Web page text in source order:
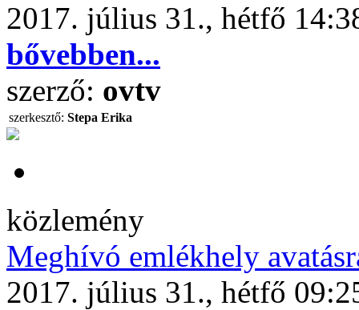
2017. július 31., hétfő
bővebben...
szerző: ovtv
szerkesztő: Stepa Erika
közlemény
Meghívó emlékhely
2017. július 31., hétfő